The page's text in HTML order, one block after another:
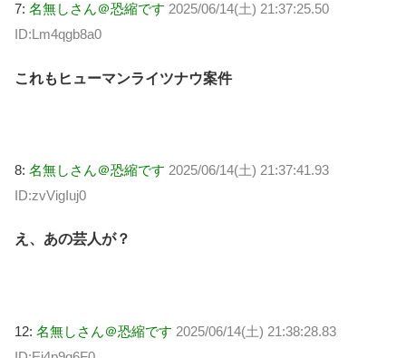
7: 名無しさん＠恐縮です 2025/06/14(土) 21:37:25.50
ID:Lm4qgb8a0
これもヒューマンライツナウ案件
8: 名無しさん＠恐縮です 2025/06/14(土) 21:37:41.93
ID:zvVigIuj0
え、あの芸人が？
12: 名無しさん＠恐縮です 2025/06/14(土) 21:38:28.83